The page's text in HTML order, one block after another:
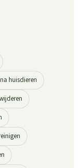
huisdieren